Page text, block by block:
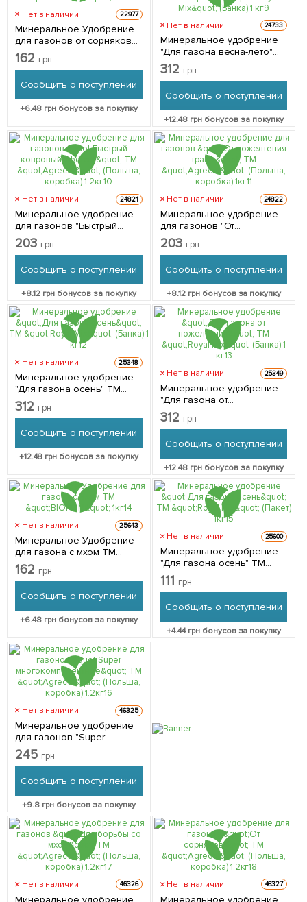
Нет в наличии 22977
Минеральное Удобрение
для газонов от сорняков
ТМ "BIOPON" 1кг
162 грн
Сообщить о поступлении
+6.48 грн бонусов за покупку
Нет в наличии 24733
Минеральное удобрение
"Для газона весна-лето"
ТМ "Royal Mix" (Банка) 1 кг
312 грн
Сообщить о поступлении
+12.48 грн бонусов за покупку
Нет в наличии 24821
Минеральное удобрение
для газонов "Быстрый
ковровый эффект" ТМ
"Agrecol" (Польша,
203 грн
Сообщить о поступлении
+8.12 грн бонусов за покупку
Нет в наличии 24822
Минеральное удобрение
для газонов "От
пожелтения травы" ТМ
"Agrecol" (Польша,
203 грн
Сообщить о поступлении
+8.12грн бонусов за покупку
Нет в наличии 25348
Минеральное удобрение
"Для газона осень" ТМ
"Royal Mix" (Банка) 1 кг
312 грн
Сообщить о поступлении
+12.48 грн бонусов за покупку
Нет в наличии 25349
Минеральное удобрение
"Для газона от
пожелтения" ТМ "Royal Mix"
(Банка) 1 кг
312 грн
Сообщить о поступлении
+12.48 грн бонусов за покупку
Нет в наличии 25643
Минеральное Удобрение
для газона с мхом ТМ
"BIOPON" 1кг
162 грн
Сообщить о поступлении
+6.48 грн бонусов за покупку
Нет в наличии 25600
Минеральное удобрение
"Для газона осень" ТМ
"Royal Mix" (Пакет) 1кг
111 грн
Сообщить о поступлении
+4.44грн бонусов за покупку
Нет в наличии 46325
Минеральное удобрение
для газонов "Super
многокомпонентное" ТМ
"Agrecol" (Польша,
245 грн
Сообщить о поступлении
+9.8 грн бонусов за покупку
Нет в наличии 46326
Минеральное удобрение
Нет в наличии 46327
Минеральное удобрение